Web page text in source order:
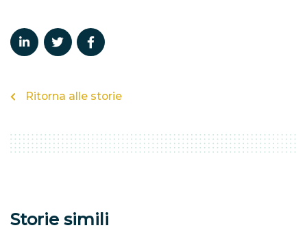
Ritorna alle storie
Storie simili